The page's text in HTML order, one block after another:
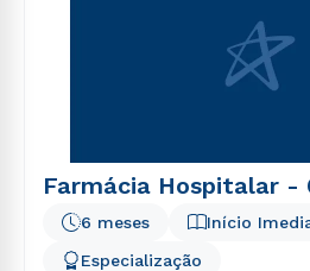
Farmácia Hospitalar -
Início
6 meses
Especialização